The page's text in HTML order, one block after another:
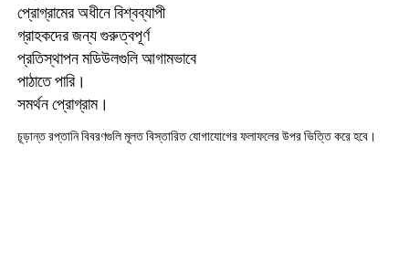
প্রোগ্রামের অধীনে বিশ্বব্যাপী
গ্রাহকদের জন্য গুরুত্বপূর্ণ
প্রতিস্থাপন মডিউলগুলি আগামভাবে
পাঠাতে পারি।
সমর্থন প্রোগ্রাম।
চূড়ান্ত রপ্তানি বিবরণগুলি মূলত বিস্তারিত যোগাযোগের ফলাফলের উপর ভিত্তি করে হবে।